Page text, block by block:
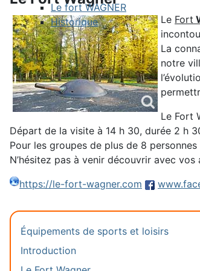
Le fort WAGNER
Historique
Le Fort
La
notre
Le Fort
Départ de la visite à 14 h 30, durée 2 h
Pour les groupes de plus de 8
N’hésitez pas à venir découvrir avec
https://le-fort-wagner.com
Équipements de sports et loisirs
Introduction